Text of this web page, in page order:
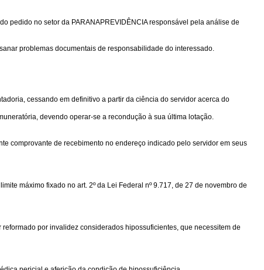
pedido no setor da PARANAPREVIDÊNCIA responsável pela análise de
problemas documentais de responsabilidade do interessado.
cessando em definitivo a partir da ciência do servidor acerca do
devendo operar-se a recondução à sua última lotação.
comprovante de recebimento no endereço indicado pelo servidor em seus
máximo fixado no art. 2º da Lei Federal nº 9.717, de 27 de novembro de
por invalidez considerados hipossuficientes, que necessitem de